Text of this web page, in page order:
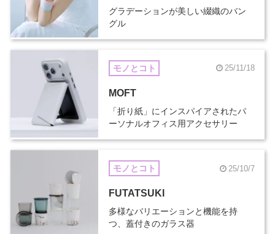
グラデーションが美しい綴織のバン
グル
モノとコト 25/11/18
MOFT
「折り紙」にインスパイアされたパ
ーソナルオフィス用アクセサリー
モノとコト 25/10/7
FUTATSUKI
多様なバリエーションと機能を持
つ、蓋付きのガラス器